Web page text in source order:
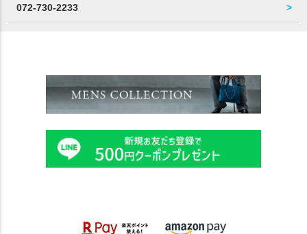
072-730-2233